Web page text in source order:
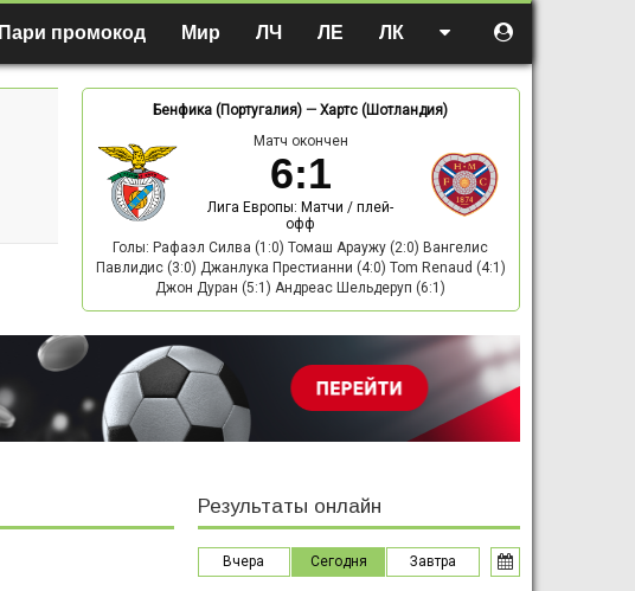
Пари промокод Мир ЛЧ ЛЕ ЛК
Бенфика (Португалия) —Хартс (Шотландия)
Матч окончен
6:1
Лига Европы: Матчи / плей-
офф
Голы: Рафаэл Силва (1:0) Томаш Араужу (2:0) Вангелис
Павлидис (3:0) Джанлука Престианни (4:0) Tom Renaud (4:1)
Джон Дуран (5:1) Андреас Шельдеруп (6:1)
Результаты онлайн
Вчера Сегодня Завтра